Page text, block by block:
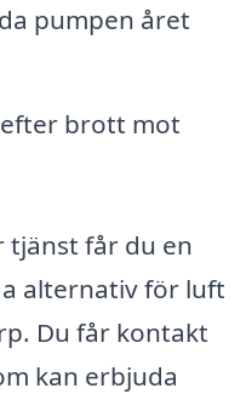
pumpen året
brott mot
tjänst får du en
alternativ för luft
Du får kontakt
kan erbjuda